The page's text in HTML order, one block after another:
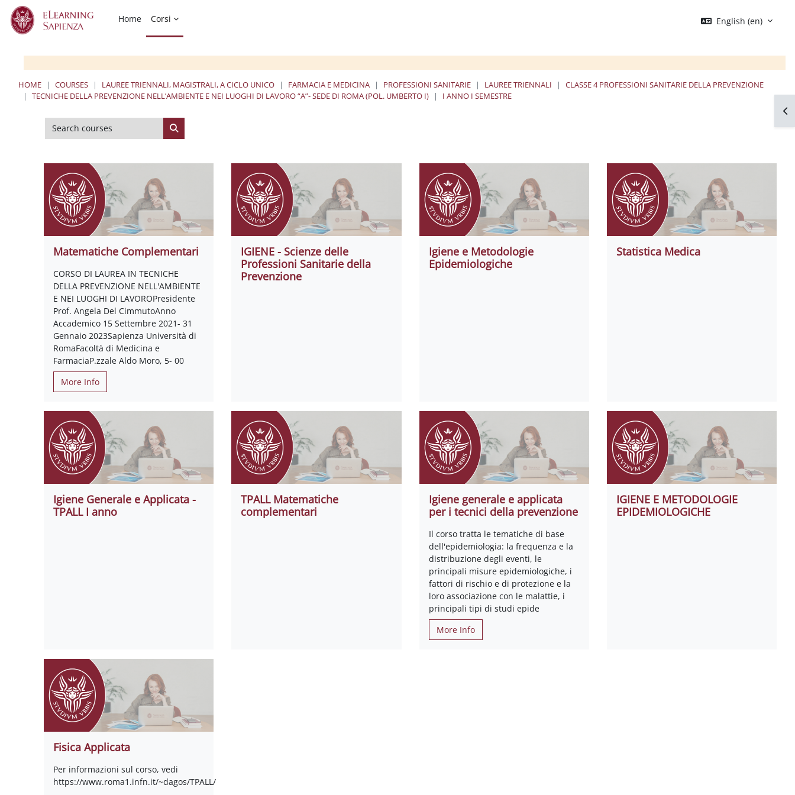
Skip to main content
Home
Corsi English ‎(en)‎
HOME COURSES LAUREE TRIENNALI, MAGISTRALI, A CICLO UNICO FARMACIA E MEDICINA PROFESSIONI SANITARIE LAUREE TRIENNALI
CLASSE 4 PROFESSIONI SANITARIE DELLA PREVENZIONE
TECNICHE DELLA PREVENZIONE NELL’AMBIENTE E NEI LUOGHI DI LAVORO “A”- SEDE DI ROMA (POL. UMBERTO I)
I ANNO I SEMESTRE
Search courses
Search courses
Matematiche Complementari
CORSO DI LAUREA IN TECNICHE
DELLA PREVENZIONE NELL'AMBIENTE
E NEI LUOGHI DI LAVOROPresidente
Prof. Angela Del CimmutoAnno
Accademico 15 Settembre 2021- 31
Gennaio 2023Sapienza Università di
RomaFacoltà di Medicina e
FarmaciaP.zzale Aldo Moro, 5- 00
More Info
IGIENE - Scienze delle
Professioni Sanitarie della
Prevenzione
Igiene e Metodologie
Epidemiologiche
Statistica Medica
Igiene Generale e Applicata -
TPALL I anno
TPALL Matematiche
complementari
Igiene generale e applicata
per i tecnici della prevenzione
Il corso tratta le tematiche di base
dell'epidemiologia: la frequenza e la
distribuzione degli eventi, le
principali misure epidemiologiche, i
fattori di rischio e di protezione e la
loro associazione con le malattie, i
principali tipi di studi epide
More Info
IGIENE E METODOLOGIE
EPIDEMIOLOGICHE
Fisica Applicata
Per informazioni sul corso, vedi
https://www.roma1.infn.it/~dagos/TPALL/